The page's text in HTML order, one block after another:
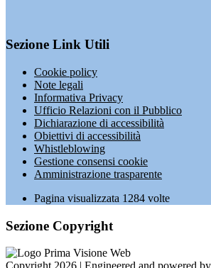
Sezione Link Utili
Cookie policy
Note legali
Informativa Privacy
Ufficio Relazioni con il Pubblico
Dichiarazione di accessibilità
Obiettivi di accessibilità
Whistleblowing
Gestione consensi cookie
Amministrazione trasparente
Pagina visualizzata 1284 volte
Sezione Copyright